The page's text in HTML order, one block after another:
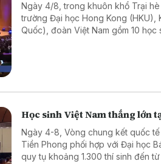
Ngày 4/8, trong khuôn khổ Trại
trường Đại học Hong Kong (HKU),
Quốc), đoàn Việt Nam gồm 10
Học sinh Việt Nam thắng lớn
Ngày 4-8, Vòng chung kết quốc
Tiền Phong phối hợp với Đại học
quy tụ khoảng 1.300 thí sinh đến